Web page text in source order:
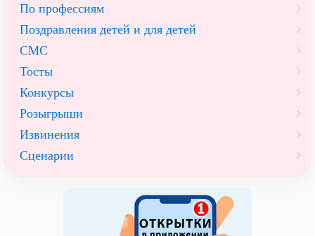
По профессиям
Поздравления детей и для детей
СМС
Тосты
Конкурсы
Розыгрыши
Извинения
Сценарии